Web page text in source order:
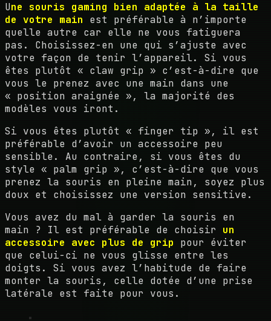
Une souris gaming bien adaptée à la taille
de votre main est préférable à n’importe
quelle autre car elle ne vous fatiguera
pas. Choisissez-en une qui s’ajuste avec
votre façon de tenir l’appareil. Si vous
êtes plutôt « claw grip » c’est-à-dire que
vous le prenez avec une main dans une
« position araignée », la majorité des
modèles vous iront.
Si vous êtes plutôt « finger tip », il est
préférable d’avoir un accessoire peu
sensible. Au contraire, si vous êtes du
style « palm grip », c’est-à-dire que vous
prenez la souris en pleine main, soyez plus
doux et choisissez une version sensitive.
Vous avez du mal à garder la souris en
main ? Il est préférable de choisir un
accessoire avec plus de grip pour éviter
que celui-ci ne vous glisse entre les
doigts. Si vous avez l’habitude de faire
monter la souris, celle dotée d’une prise
latérale est faite pour vous.